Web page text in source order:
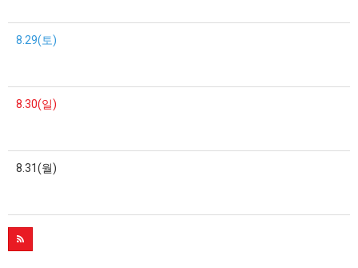
8.29(토)
8.30(일)
8.31(월)